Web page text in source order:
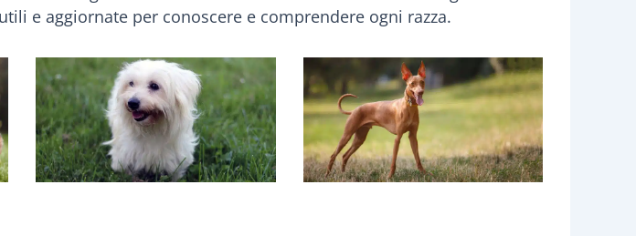
e aggiornate per conoscere e comprendere ogni razza.
PAGINAPAGINA
PAGINA